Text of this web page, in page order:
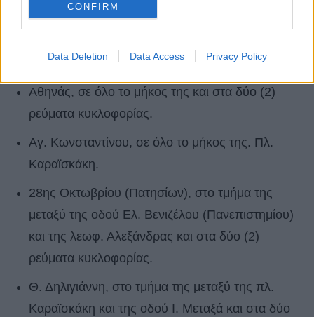
CONFIRM
Data Deletion Data Access Privacy Policy
Πειραιώς, στο τμήμα της μεταξύ της πλ.
ρεύματα κυκλοφορίας.
Αθηνάς, σε όλο το μήκος της και στα δύο (2)
ρεύματα κυκλοφορίας.
Αγ. Κωνσταντίνου, σε όλο το μήκος της. Πλ.
Καραϊσκάκη.
28ης Οκτωβρίου (Πατησίων), στο τμήμα της
μεταξύ της οδού Ελ. Βενιζέλου (Πανεπιστημίου)
και της λεωφ. Αλεξάνδρας και στα δύο (2)
ρεύματα κυκλοφορίας.
Θ. Δηλιγιάννη, στο τμήμα της μεταξύ της πλ.
Καραϊσκάκη και της οδού Ι. Μεταξά και στα δύο